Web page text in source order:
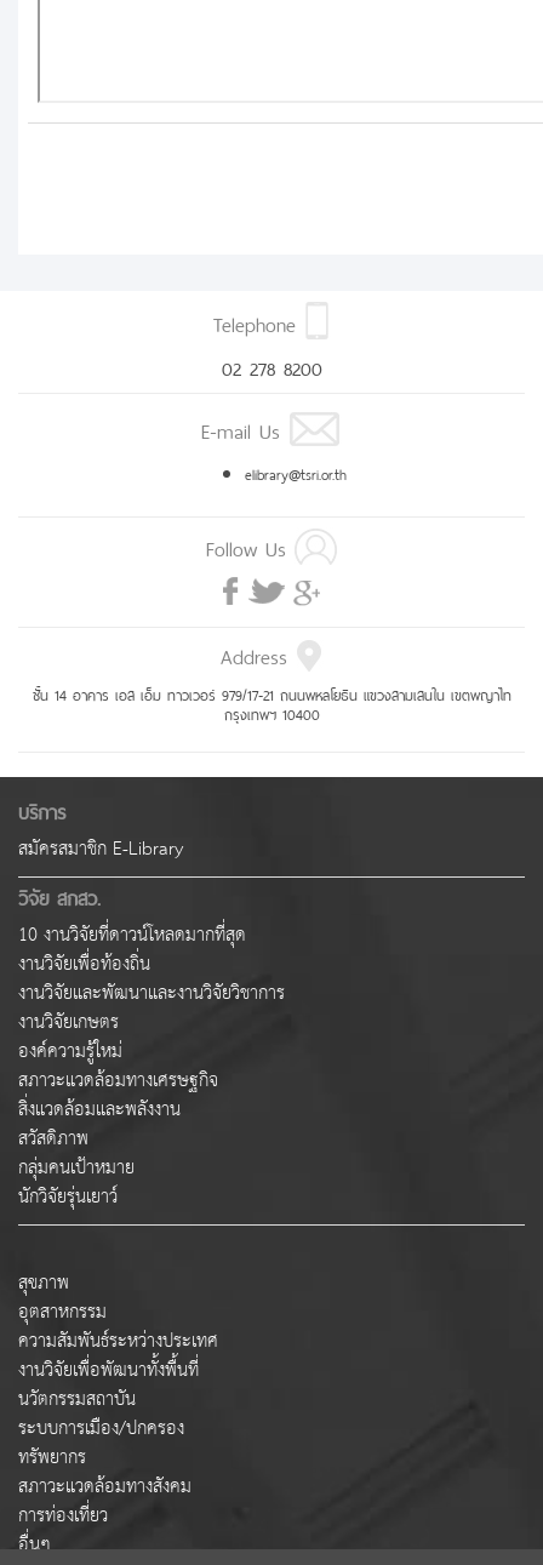
Telephone
02 278 8200
E-mail Us
elibrary@tsri.or.th
Follow Us
Address
ชั้น 14 อาคาร เอส เอ็ม ทาวเวอร์ 979/17-21 ถนนพหลโยธิน แขวงสามเสนใน เขตพญาไท
กรุงเทพฯ 10400
บริการ
สมัครสมาชิก E-Library
วิจัย สกสว.
10 งานวิจัยที่ดาวน์โหลดมากที่สุด
งานวิจัยเพื่อท้องถิ่น
งานวิจัยและพัฒนาและงานวิจัยวิชาการ
งานวิจัยเกษตร
องค์ความรู้ใหม่
สภาวะแวดล้อมทางเศรษฐกิจ
สิ่งแวดล้อมและพลังงาน
สวัสดิภาพ
กลุ่มคนเป้าหมาย
นักวิจัยรุ่นเยาว์
สุขภาพ
อุตสาหกรรม
ความสัมพันธ์ระหว่างประเทศ
งานวิจัยเพื่อพัฒนาทั้งพื้นที่
นวัตกรรมสถาบัน
ระบบการเมือง/ปกครอง
ทรัพยากร
สภาวะแวดล้อมทางสังคม
การท่องเที่ยว
อื่นๆ